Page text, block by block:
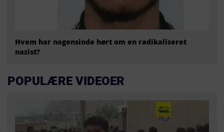
Hvem har nogensinde hørt om en radikaliseret
nazist?
POPULÆRE VIDEOER